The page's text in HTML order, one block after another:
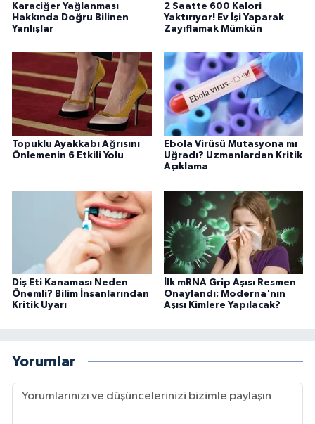
Karaciğer Yağlanması
Hakkında Doğru Bilinen
Yanlışlar
2 Saatte 600 Kalori
Yaktırıyor! Ev İşi Yaparak
Zayıflamak Mümkün
Topuklu Ayakkabı Ağrısını
Önlemenin 6 Etkili Yolu
Ebola Virüsü Mutasyona mı
Uğradı? Uzmanlardan Kritik
Açıklama
Diş Eti Kanaması Neden
Önemli? Bilim İnsanlarından
Kritik Uyarı
İlk mRNA Grip Aşısı Resmen
Onaylandı: Moderna'nın
Aşısı Kimlere Yapılacak?
Yorumlar